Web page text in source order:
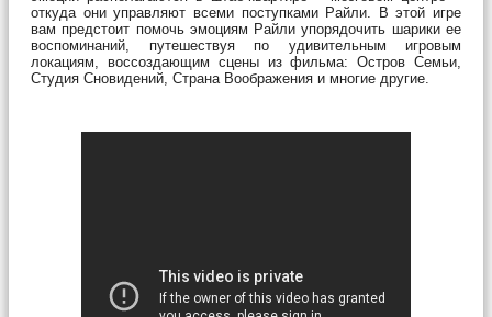
откуда они управляют всеми поступками Райли. В этой игре
вам предстоит помочь эмоциям Райли упорядочить шарики ее
воспоминаний, путешествуя по удивительным игровым
локациям, воссоздающим сцены из фильма: Остров Семьи,
Студия Сновидений, Страна Воображения и многие другие.